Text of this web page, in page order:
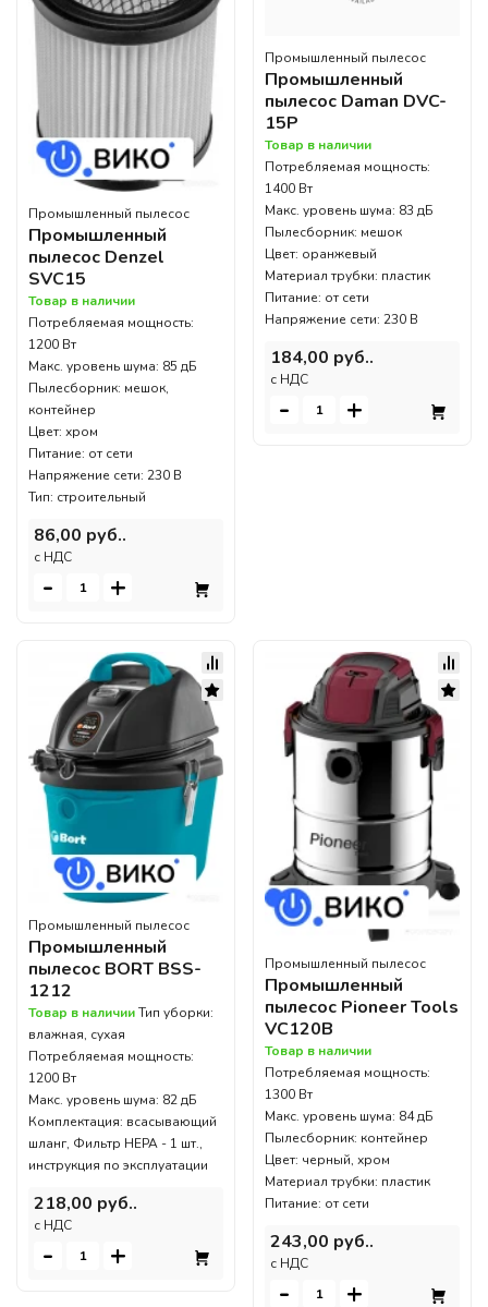
Промышленный пылесос
Промышленный
пылесос Denzel
SVC15
Товар в наличии
Потребляемая мощность:
1200 Вт
Макс. уровень шума: 85 дБ
Пылесборник: мешок,
контейнер
Цвет: хром
Питание: от сети
Напряжение сети: 230 В
Тип: строительный
86,00 руб..
c НДС
- +
Промышленный пылесос
Промышленный
пылесос Daman DVC-
15P
Товар в наличии
Потребляемая мощность:
1400 Вт
Макс. уровень шума: 83 дБ
Пылесборник: мешок
Цвет: оранжевый
Материал трубки: пластик
Питание: от сети
Напряжение сети: 230 В
184,00 руб..
c НДС
- +
Промышленный пылесос
Промышленный
пылесос BORT BSS-
1212
Товар в наличииТип уборки:
влажная, сухая
Потребляемая мощность:
1200 Вт
Макс. уровень шума: 82 дБ
Комплектация: всасывающий
шланг, Фильтр HEPA - 1 шт.,
инструкция по эксплуатации
218,00 руб..
c НДС
- +
Промышленный пылесос
Промышленный
пылесос Pioneer Tools
VC120B
Товар в наличии
Потребляемая мощность:
1300 Вт
Макс. уровень шума: 84 дБ
Пылесборник: контейнер
Цвет: черный, хром
Материал трубки: пластик
Питание: от сети
243,00 руб..
c НДС
- +